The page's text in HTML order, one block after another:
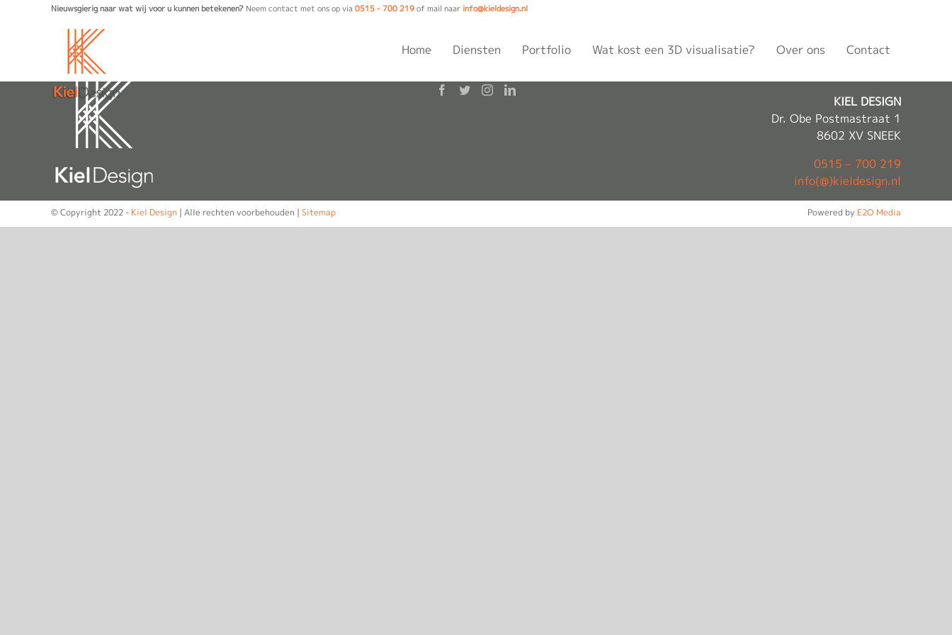
Nieuwsgierig naar wat wij voor u kunnen betekenen? Neem contact met ons op via0515 - 700 219of mail naar info@kieldesign.nl
Home Diensten Portfolio Wat kost een 3D visualisatie? Over ons Contact
KIEL DESIGN
Dr. Obe Postmastraat 1
8602 XV SNEEK
0515 – 700 219
info(@)kieldesign.nl
© Copyright 2022 - Kiel Design | Alle rechten voorbehouden | Sitemap Powered by E2O Media